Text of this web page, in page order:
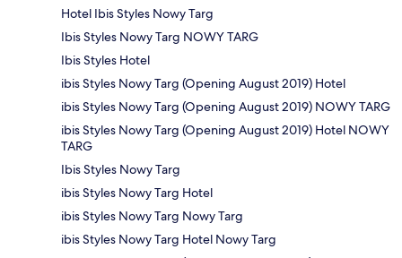
Hotel Ibis Styles Nowy Targ
Ibis Styles Nowy Targ NOWY TARG
Ibis Styles Hotel
ibis Styles Nowy Targ (Opening August 2019) Hotel
ibis Styles Nowy Targ (Opening August 2019) NOWY TARG
ibis Styles Nowy Targ (Opening August 2019) Hotel NOWY
TARG
Ibis Styles Nowy Targ
ibis Styles Nowy Targ Hotel
ibis Styles Nowy Targ Nowy Targ
ibis Styles Nowy Targ Hotel Nowy Targ